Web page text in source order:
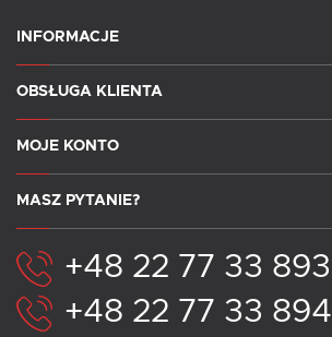
INFORMACJE
OBSŁUGA KLIENTA
MOJE KONTO
MASZ PYTANIE?
+48 22 77 33 893
+48 22 77 33 894